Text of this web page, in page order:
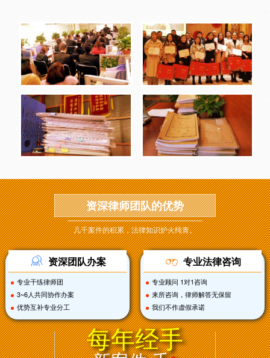
资深律师团队的优势
几千案件的积累，法律知识炉火纯青。
资深团队办案
专业干练律师团
3~6人共同协作办案
优势互补专业分工
专业法律咨询
专业顾问 1对1咨询
来所咨询，律师解答无保留
我们不作虚假承诺
每年经手